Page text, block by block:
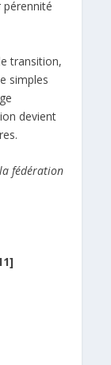
pérennité
transition,
simples
devient
fédération